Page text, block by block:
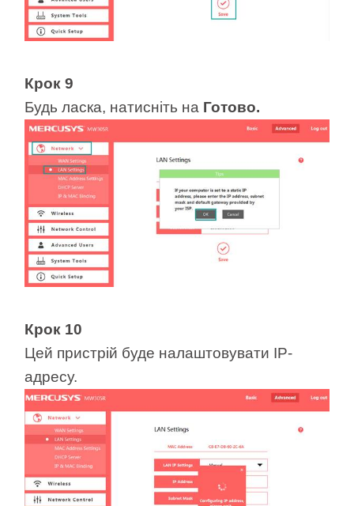
Крок 9
Будь ласка, натисніть на Готово.
Крок 10
Цей пристрій буде налаштовувати IP-
адресу.